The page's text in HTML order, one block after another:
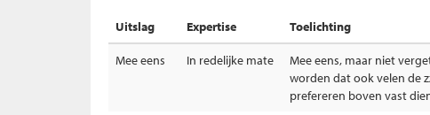
Uitslag Expertise Toelichting
Mee eens In redelijke mate
Mee eens, maar niet
worden dat ook velen de
prefereren boven vast